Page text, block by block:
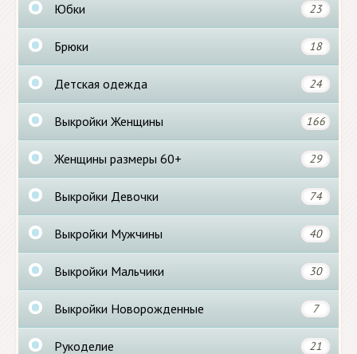
Юбки 23
Брюки 18
Детская одежда 24
Выкройки Женщины 166
Женщины размеры 60+ 29
Выкройки Девочки 74
Выкройки Мужчины 40
Выкройки Мальчики 30
Выкройки Новорожденные 7
Рукоделие 21